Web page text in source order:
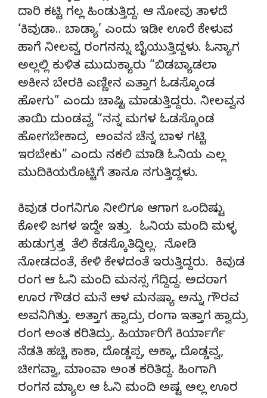
ದಾರಿ ಕಟ್ಟಿ ಗಲ್ಲ ಹಿಂಡುತ್ತಿದ್ದ. ಆ ನೋವು ತಾಳದೆ
‘ಕಿವುಡಾ.. ಬಾಡ್ಯಾ’ ಎಂದು ಇಡೀ ಊರೆ ಕೇಳುವ
ಹಾಗೆ ನೀಲವ್ವ ರಂಗನನ್ನು ಬೈಯುತ್ತಿದ್ದಳು. ಓನ್ಯಾಗ
ಅಲ್ಲಲ್ಲಿ ಕುಳಿತ ಮುದುಕ್ಯಾರು “ಬಿಡಬ್ಯಾಡಲಾ
ಅಕೀನ ಬೇರಕಿ ಎಣ್ಣೀನ ಎತ್ತಾಗ ಓಡಸ್ಕೊಂಡ
ಹೋಗು” ಎಂದು ಚಾಷ್ಟಿ ಮಾಡುತ್ತಿದ್ದರು. ನೀಲವ್ವನ
ತಾಯಿ ದುಂಡವ್ವ “ನನ್ನ ಮಗಳ ಓಡಸ್ಕೊಂಡ
ಹೋಗಬೇಕಾದ್ರ ಅಂವನ ಚೆನ್ನ ಬಾಳ ಗಟ್ಟಿ
ಇರಬೇಕು” ಎಂದು ನಕಲಿ ಮಾಡಿ ಓನಿಯ ಎಲ್ಲ
ಮುದಿಕಿಯರೊಟ್ಟಿಗೆ ತಾನೂ ನಗುತ್ತಿದ್ದಳು.
ಕಿವುಡ ರಂಗನಿಗೂ ನೀಲಿಗೂ ಆಗಾಗ ಒಂದಿಷ್ಟು
ಕೋಳಿ ಜಗಳ ಇದ್ದೇ ಇತ್ತು. ಓನಿಯ ಮಂದಿ ಮಳ್ಳ
ಹುಡುಗ್ರತ್ತ ತೆಲಿ ಕೆಡಸ್ಕೊತಿದ್ದಿಲ್ಲ. ನೋಡಿ
ನೋಡದಂತೆ, ಕೇಳಿ ಕೇಳದಂತೆ ಇರುತ್ತಿದ್ದರು. ಕಿವುಡ
ರಂಗ ಆ ಓನಿ ಮಂದಿ ಮನಸ್ಸ ಗೆದ್ದಿದ್ದ. ಅದರಾಗ
ಊರ ಗೌಡರ ಮನೆ ಆಳ ಮನಷ್ಯಾ ಅನ್ನು ಗೌರವ
ಅವನಿಗಿತ್ತು. ಅತ್ತಾಗ ಹ್ವಾದ್ರು ರಂಗಾ ಇತ್ತಾಗ ಹ್ವಾದ್ರು
ರಂಗ ಅಂತ ಕರಿತಿದ್ರು. ಹಿರ್ಯಾರಿಗೆ ಕಿರ್ಯಾರ್ಗೆ
ನೆಡತಿ ಹಚ್ಚಿ ಕಾಕಾ, ದೊಡ್ಡಪ್ಪ, ಅಕ್ಕಾ, ದೊಡ್ಡವ್ವ,
ಚೀಗವ್ವಾ, ಮಾಂವಾ ಅಂತ ಕರಿತಿದ್ದ. ಹಿಂಗಾಗಿ
ರಂಗನ ಮ್ಯಾಲ ಆ ಓನಿ ಮಂದಿ ಅಷ್ಟ ಅಲ್ಲ ಊರ